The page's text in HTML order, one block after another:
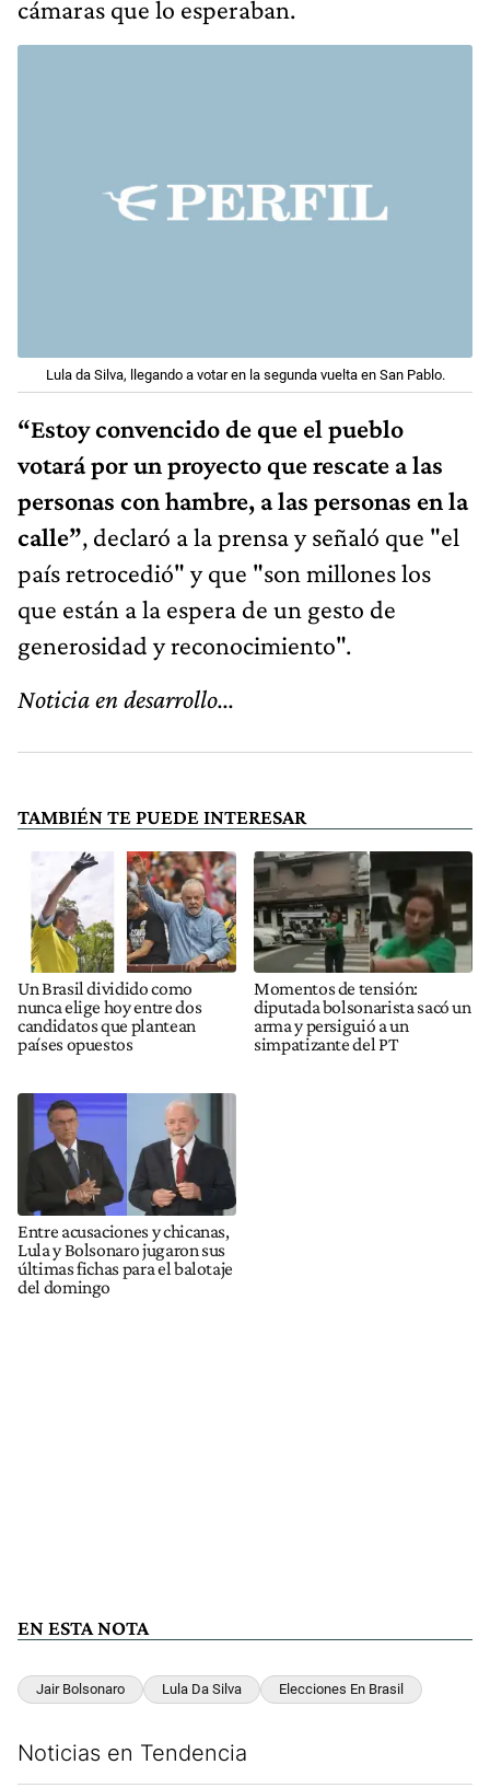
cámaras que lo esperaban.
Lula da Silva, llegando a votar en la segunda vuelta en San Pablo.
“Estoy convencido de que el pueblo
votará por un proyecto que rescate a las
personas con hambre, a las personas en la
calle”, declaró a la prensa y señaló que "el
país retrocedió" y que "son millones los
que están a la espera de un gesto de
generosidad y reconocimiento".
Noticia en desarrollo...
TAMBIÉN TE PUEDE INTERESAR
Un Brasil dividido como
nunca elige hoy entre dos
candidatos que plantean
países opuestos
Momentos de tensión:
diputada bolsonarista sacó un
arma y persiguió a un
simpatizante del PT
Entre acusaciones y chicanas,
Lula y Bolsonaro jugaron sus
últimas fichas para el balotaje
del domingo
EN ESTA NOTA
Jair Bolsonaro Lula Da Silva Elecciones En Brasil
Noticias en Tendencia